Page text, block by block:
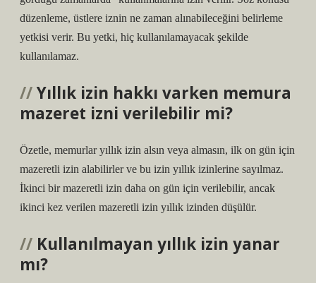
düzenleme, üstlere iznin ne zaman alınabileceğini belirleme
yetkisi verir. Bu yetki, hiç kullanılamayacak şekilde
kullanılamaz.
Yıllık izin hakkı varken memura
mazeret izni verilebilir mi?
Özetle, memurlar yıllık izin alsın veya almasın, ilk on gün için
mazeretli izin alabilirler ve bu izin yıllık izinlerine sayılmaz.
İkinci bir mazeretli izin daha on gün için verilebilir, ancak
ikinci kez verilen mazeretli izin yıllık izinden düşülür.
Kullanılmayan yıllık izin yanar
mı?